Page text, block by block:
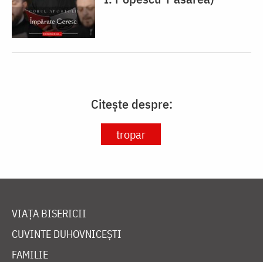
Citește despre:
tropar
VIAȚA BISERICII
CUVINTE DUHOVNICEȘTI
FAMILIE